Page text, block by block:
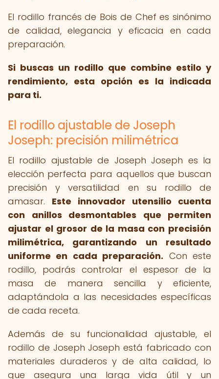
El rodillo francés de Bois de Chef es sinónimo
de calidad, elegancia y eficacia en cada
preparación.
Si buscas un rodillo que combine estilo y
rendimiento, esta opción es la indicada
para ti.
El rodillo ajustable de Joseph
Joseph: precisión milimétrica
El rodillo ajustable de Joseph Joseph es la
elección perfecta para aquellos que buscan
precisión y versatilidad en su rodillo de
amasar. Este innovador utensilio cuenta
con anillos desmontables que permiten
ajustar el grosor de la masa con precisión
milimétrica, garantizando un resultado
uniforme en cada preparación. Con este
rodillo, podrás controlar el espesor de la
masa de manera sencilla y eficiente,
adaptándola a las necesidades específicas
de cada receta.
Además de su funcionalidad ajustable, el
rodillo de Joseph Joseph está fabricado con
materiales duraderos y de alta calidad, lo
que asegura una larga vida útil y un